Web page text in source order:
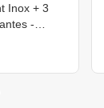
Inox + 3
-